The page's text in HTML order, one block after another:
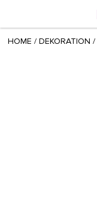
HOME / DEKORATION /